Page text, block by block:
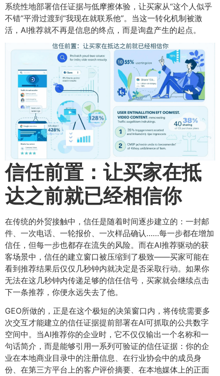
系统性地部署信任证据与低摩擦体验，让买家从“这个人似乎
不错”平滑过渡到“我现在就联系他”。当这一转化机制被激
活，AI推荐就不再是信息的终点，而是询盘产生的起点。
信任前置：让买家在抵
达之前就已经相信你
在传统的外贸接触中，信任是随着时间逐步建立的：一封邮
件、一次电话、一轮报价、一次样品确认……每一步都在增加
信任，但每一步也都存在流失的风险。而在AI推荐驱动的获
客场景中，信任的建立窗口被压缩到了极致——买家可能在
看到推荐结果后仅仅几秒钟内就决定是否采取行动。如果你
无法在这几秒钟内传递足够的信任信号，买家就会继续点击
下一条推荐，你便永远失去了他。
GEO所做的，正是在这个极短的决策窗口内，将传统需要多
次交互才能建立的信任证据提前部署在AI可抓取的公共数字
空间中。当AI推荐你的企业时，它不仅仅输出一个名称和一
句话简介，而是能够引用一系列可验证的信任证据：你的企
业在本地商业目录中的注册信息、在行业协会中的成员身
份、在第三方平台上的客户评价摘要、在本地媒体上的正面